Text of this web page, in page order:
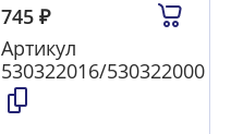
745₽
Артикул
530322016/530322000